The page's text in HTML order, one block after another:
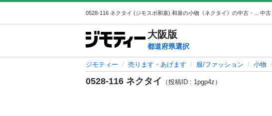
中古
大阪版
都道府県選択
ジモティー 売ります・あげます 服/ファッション 小物
0528-116 ネクタイ （投稿ID : 1pgp4z）